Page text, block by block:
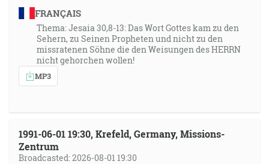
FRANÇAIS
Thema: Jesaia 30,8-13: Das Wort Gottes kam zu den
Sehern, zu Seinen Propheten und nicht zu den
missratenen Söhne die den Weisungen des HERRN
nicht gehorchen wollen!
MP3
1991-06-01 19:30, Krefeld, Germany, Missions-
Zentrum
Broadcasted: 2026-08-01 19:30